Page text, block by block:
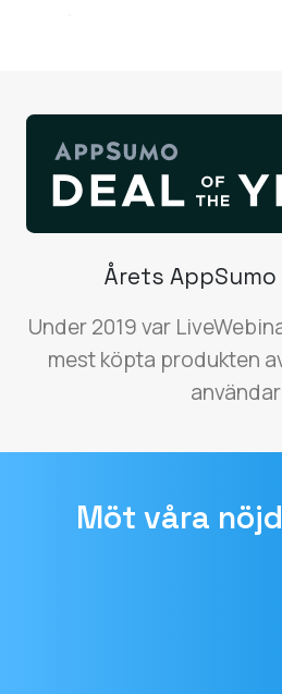
Årets AppSumo
Under 2019 var
mest köpta produkten
Möt våra